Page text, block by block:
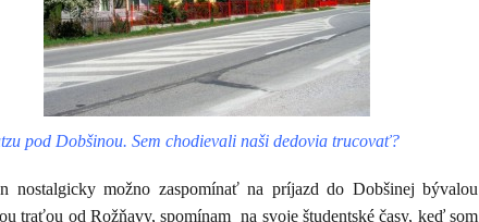
pod Dobšinou. Sem chodievali naši dedovia trucovať?
nostalgicky možno zaspomínať na príjazd do Dobšinej bývalou
traťou od Rožňavy, spomínam na svoje študentské časy, keď som